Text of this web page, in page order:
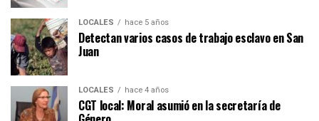
LOCALES hace 5 años
Detectan varios casos de trabajo esclavo en San
Juan
LOCALES hace 4 años
CGT local: Moral asumió en la secretaría de